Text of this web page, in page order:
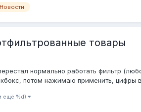
товары
нормально работать фильтр
потом нажимаю применить, цифры
ещё %d)